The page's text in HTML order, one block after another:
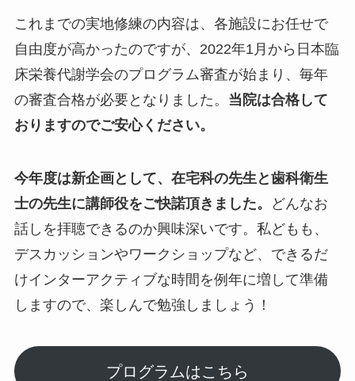
これまでの実地修練の内容は、各施設にお任せで
自由度が高かったのですが、2022年1月から日本臨
床栄養代謝学会のプログラム審査が始まり、毎年
の審査合格が必要となりました。 当院は合格して
おりますのでご安心ください。
今年度は新企画として、在宅科の先生と歯科衛生
士の先生に講師役をご快諾頂きました。
どんなお
話しを拝聴できるのか興味深いです。私どもも、
デスカッションやワークショップなど、できるだ
けインターアクティブな時間を例年に増して準備
しますので、楽しんで勉強しましょう！
プログラムはこちら